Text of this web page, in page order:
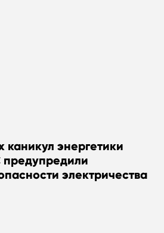
каникул энергетики
предупредили
электричества